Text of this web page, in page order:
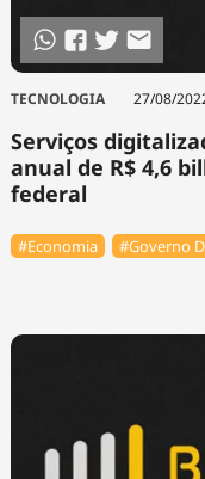
TECNOLOGIA 27/08/
Serviços
anual de R$ 4,6
federal
#Economia #Governo